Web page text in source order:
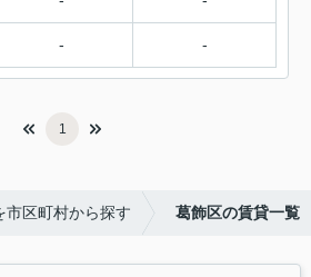
- -
1
市区町村から探す 葛飾区の賃貸一覧